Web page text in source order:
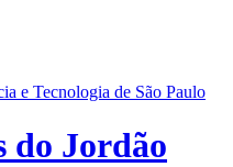
e Tecnologia de São Paulo
do Jordão